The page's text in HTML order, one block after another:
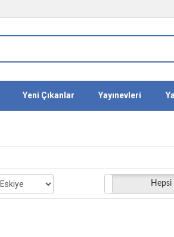
Yeni Çıkanlar Yayınevleri
Stoktakiler Hepsi